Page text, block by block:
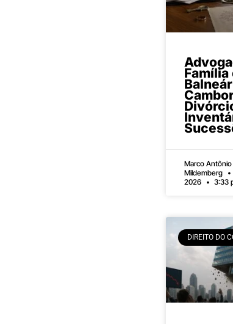
Família
Marco Antônio
Mildemberg
2026
3:33
DIREITO DO